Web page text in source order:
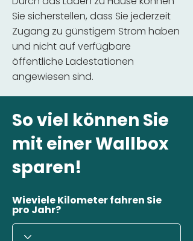
Sie sicherstellen, dass Sie jederzeit
Zugang zu günstigem Strom haben
und nicht auf verfügbare
öffentliche Ladestationen
angewiesen sind.
So viel können Sie
mit einer Wallbox
sparen!
Wieviele Kilometer fahren Sie
pro Jahr?